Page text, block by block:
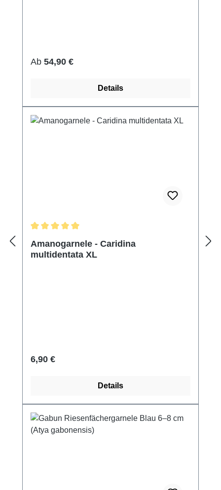
Regulärer Preis:
Ab 54,90 €
Details
Amanogarnele - Caridina
multidentata XL
Regulärer Preis:
6,90 €
Details